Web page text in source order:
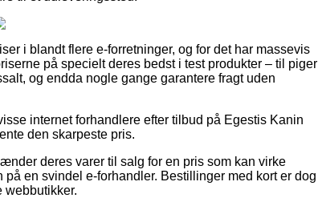
i blandt flere e-forretninger, og for det har massevis
på specielt deres bedst i test produkter – til piger
og endda nogle gange garantere fragt uden
internet forhandlere efter tilbud på Egestis Kanin
den skarpeste pris.
deres varer til salg for en pris som kan virke
en svindel e-forhandler. Bestillinger med kort er dog
webbutikker.